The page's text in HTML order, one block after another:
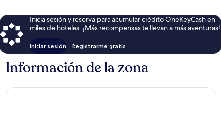
Inicia sesión y reserva para acumular crédito OneKeyCash en
miles de hoteles. ¡Más recompensas te llevan a más aventuras!
Iniciar sesión Registrarme gratis
Información de la zona